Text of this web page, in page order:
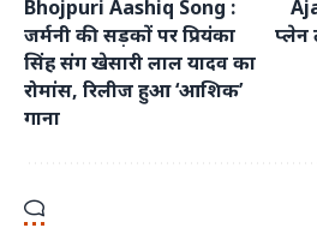
Bhojpuri Aashiq Song :
जर्मनी की सड़कों पर प्रियंका
सिंह संग खेसारी लाल यादव का
रोमांस, रिलीज हुआ ‘आशिक’
गाना
प्लेन